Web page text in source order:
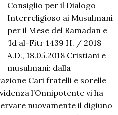
Consiglio per il Dialogo
Interreligioso ai Musulmani
per il Mese del Ramadan e
‘Id al-Fitr 1439 H. / 2018
A.D., 18.05.2018 Cristiani e
musulmani: dalla
Cari fratelli e sorelle
l’Onnipotente vi ha
nuovamente il digiuno